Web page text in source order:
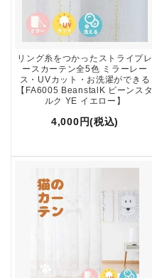
リング糸をつかったストライプレ
ースカーテン全5色 ミラーレー
ス・UVカット・お洗濯ができる
【FA6005 BeanstalK ビーンスタ
ルク YE イエロー】
4,000円(税込)